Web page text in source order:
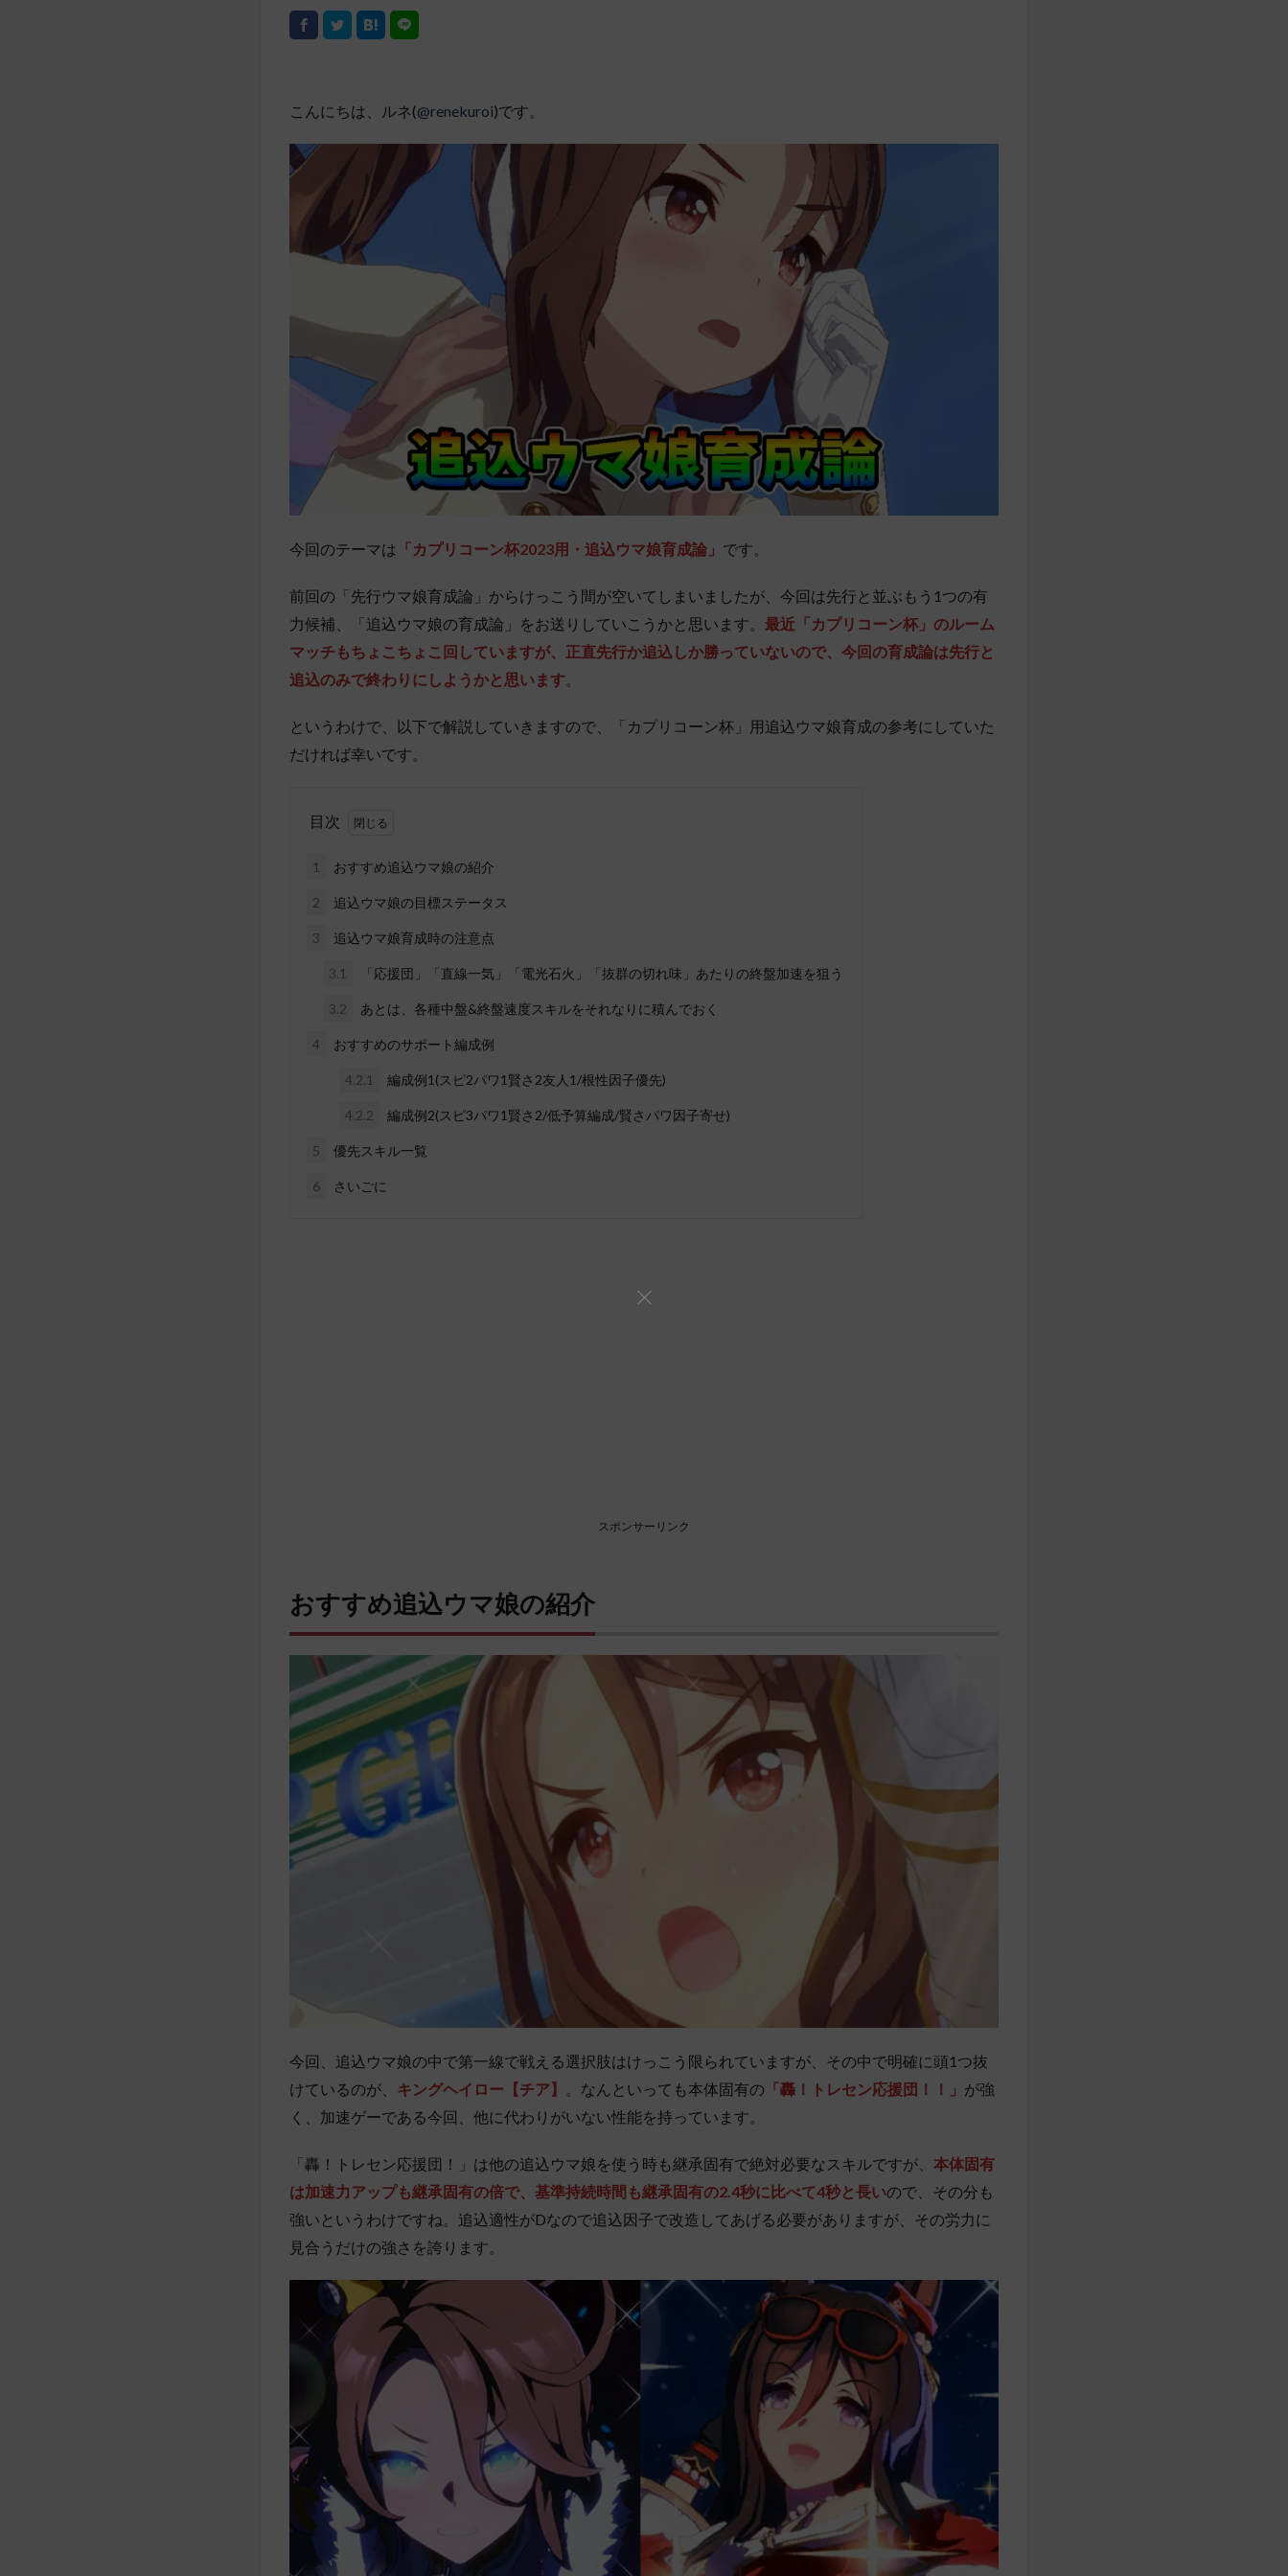
こんにちは、ルネ(@renekuroi)です。
今回のテーマは 「カプリコーン杯2023用・追込ウマ娘育成論」 です。
前回の「先行ウマ娘育成論」からけっこう間が空いてしまいましたが、今回は先行と並ぶもう1つの有
力候補、「追込ウマ娘の育成論」をお送りしていこうかと思います。 最近「カプリコーン杯」のルーム
マッチもちょこちょこ回していますが、正直先行か追込しか勝っていないので、今回の育成論は先行と
追込のみで終わりにしようかと思います。
というわけで、以下で解説していきますので、「カプリコーン杯」用追込ウマ娘育成の参考にしていた
だければ幸いです。
目次
1 おすすめ追込ウマ娘の紹介
2 追込ウマ娘の目標ステータス
3 追込ウマ娘育成時の注意点
3.1 「応援団」「直線一気」「電光石火」「抜群の切れ味」あたりの終盤加速を狙う
3.2 あとは、各種中盤&終盤速度スキルをそれなりに積んでおく
4 おすすめのサポート編成例
4.2.1 編成例1(スピ2パワ1賢さ2友人1/根性因子優先)
4.2.2 編成例2(スピ3パワ1賢さ2/低予算編成/賢さパワ因子寄せ)
5 優先スキル一覧
6 さいごに
スポンサーリンク
おすすめ追込ウマ娘の紹介
今回、追込ウマ娘の中で第一線で戦える選択肢はけっこう限られていますが、その中で明確に頭1つ抜
けているのが、 キングヘイロー【チア】 。なんといっても本体固有の 「轟！トレセン応援団！！」 が強
く、加速ゲーである今回、他に代わりがいない性能を持っています。
「轟！トレセン応援団！」は他の追込ウマ娘を使う時も継承固有で絶対必要なスキルですが、 本体固有
は加速力アップも継承固有の倍で、基準持続時間も継承固有の2.4秒に比べて4秒と長いので、その分も
強いというわけですね。追込適性がDなので追込因子で改造してあげる必要がありますが、その労力に
見合うだけの強さを誇ります。